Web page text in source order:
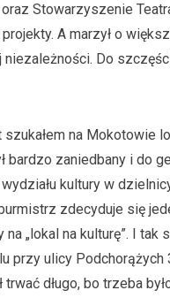
Stowarzyszenie
A marzył o
Do
na Mokotowie
bardzo zaniedbany i do
kultury w
zdecyduje się
„lokal na kulturę”. I
przy ulicy
trwać długo, bo trzeba